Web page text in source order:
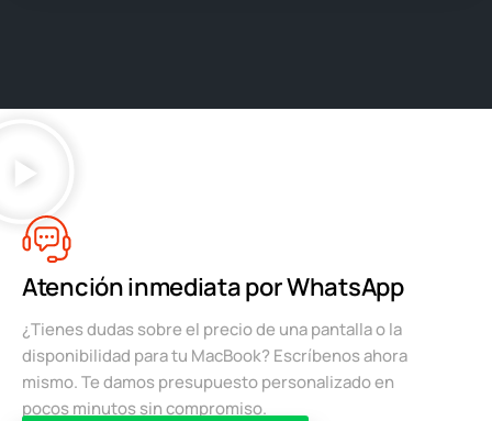
Atención inmediata por WhatsApp
¿Tienes dudas sobre el precio de una pantalla o la
disponibilidad para tu MacBook? Escríbenos ahora
mismo. Te damos presupuesto personalizado en
pocos minutos sin compromiso.